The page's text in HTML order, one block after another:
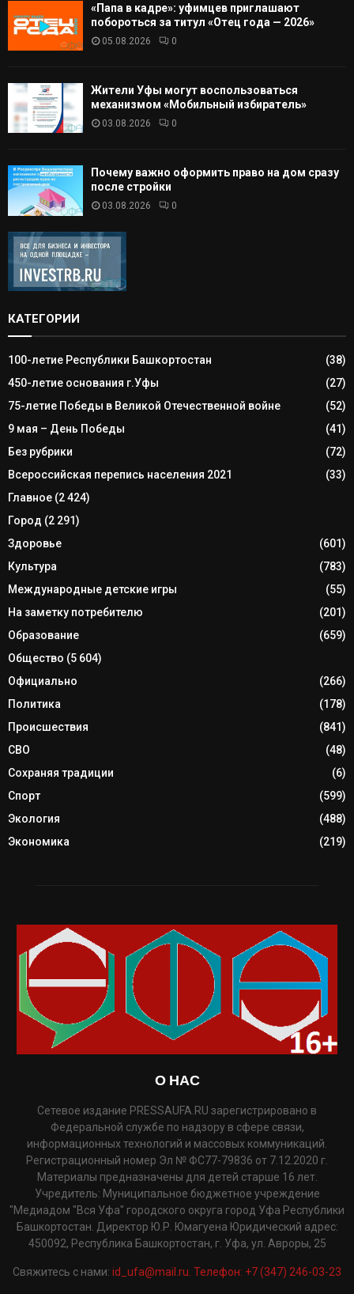
«Папа в кадре»: уфимцев приглашают
побороться за титул «Отец года — 2026»
05.08.2026 0
Жители Уфы могут воспользоваться
механизмом «Мобильный избиратель»
03.08.2026 0
Почему важно оформить право на дом сразу
после стройки
03.08.2026 0
КАТЕГОРИИ
100-летие Республики Башкортостан
(38)
450-летие основания г.Уфы
(27)
75-летие Победы в Великой Отечественной войне
(52)
9 мая – День Победы
(41)
Без рубрики
(72)
Всероссийская перепись населения 2021
(33)
Главное (2 424)
Город (2 291)
Здоровье
(601)
Культура
(783)
Международные детские игры
(55)
На заметку потребителю
(201)
Образование
(659)
Общество (5 604)
Официально
(266)
Политика
(178)
Происшествия
(841)
СВО
(48)
Сохраняя традиции
(6)
Спорт
(599)
Экология
(488)
Экономика
(219)
О НАС
Сетевое издание PRESSAUFA.RU зарегистрировано в
Федеральной службе по надзору в сфере связи,
информационных технологий и массовых коммуникаций.
Регистрационный номер Эл № ФС77-79836 от 7.12.2020 г.
Материалы предназначены для детей старше 16 лет.
Учредитель: Муниципальное бюджетное учреждение
"Медиадом "Вся Уфа" городского округа город Уфа Республики
Башкортостан. Директор Ю.Р. Юмагуена Юридический адрес:
450092, Республика Башкортостан, г. Уфа, ул. Авроры, 25
Свяжитесь с нами: id_ufa@mail.ru. Телефон: +7 (347) 246-03-23